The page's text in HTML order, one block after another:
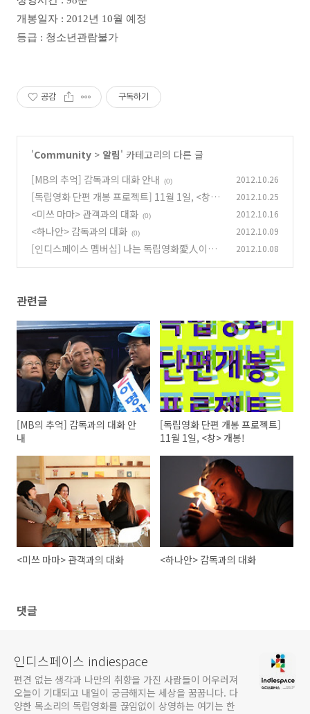
개봉일자 : 2012년 10월 예정
등급 : 청소년관람불가
공감 구독하기
'Community > 알림' 카테고리의 다른 글
[MB의 추억] 감독과의 대화 안내
(0) 2012.10.26
[독립영화 단편 개봉 프로젝트] 11월 1일, <창>
개봉!
(0)
2012.10.25
<미쓰 마마> 관객과의 대화 (0) 2012.10.16
<하나안> 감독과의 대화 (0) 2012.10.09
[인디스페이스 멤버십] 나는 독립영화愛人이다 2012.10.08
관련글
[MB의 추억] 감독과의 대화 안
내
[독립영화 단편 개봉 프로젝트]
11월 1일, <창> 개봉!
<미쓰 마마> 관객과의 대화 <하나안> 감독과의 대화
댓글
인디스페이스 indiespace
편견 없는 생각과 나만의 취향을 가진 사람들이 어우러져
오늘이 기대되고 내일이 궁금해지는 세상을 꿈꿉니다. 다
양한 목소리의 독립영화를 끊임없이 상영하는 여기는 한